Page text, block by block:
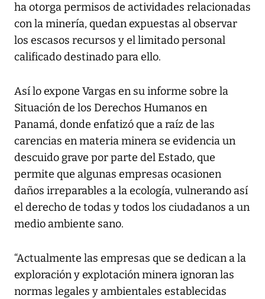
ha otorga permisos de actividades relacionadas
con la minería, quedan expuestas al observar
los escasos recursos y el limitado personal
calificado destinado para ello.
Así lo expone Vargas en su informe sobre la
Situación de los Derechos Humanos en
Panamá, donde enfatizó que a raíz de las
carencias en materia minera se evidencia un
descuido grave por parte del Estado, que
permite que algunas empresas ocasionen
daños irreparables a la ecología, vulnerando así
el derecho de todas y todos los ciudadanos a un
medio ambiente sano.
“Actualmente las empresas que se dedican a la
exploración y explotación minera ignoran las
normas legales y ambientales establecidas